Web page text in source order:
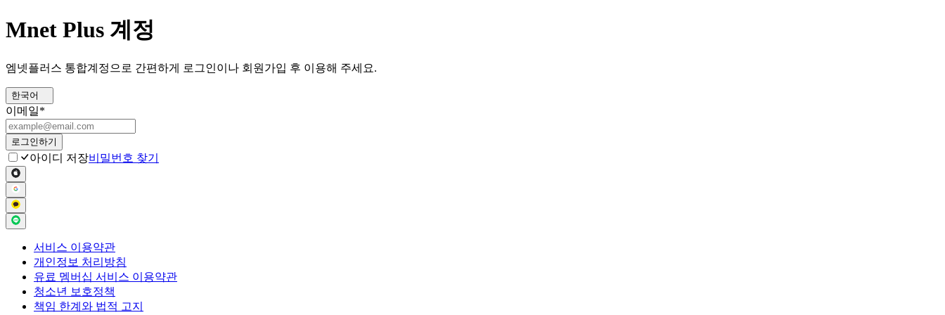
Mnet Plus 계정
엠넷플러스 통합계정으로 간편하게 로그인이나 회원가입 후 이용해 주세요.
한국어
이메일*
로그인하기
아이디 저장비밀번호 찾기
서비스 이용약관
개인정보 처리방침
유료 멤버십 서비스 이용약관
청소년 보호정책
책임 한계와 법적 고지